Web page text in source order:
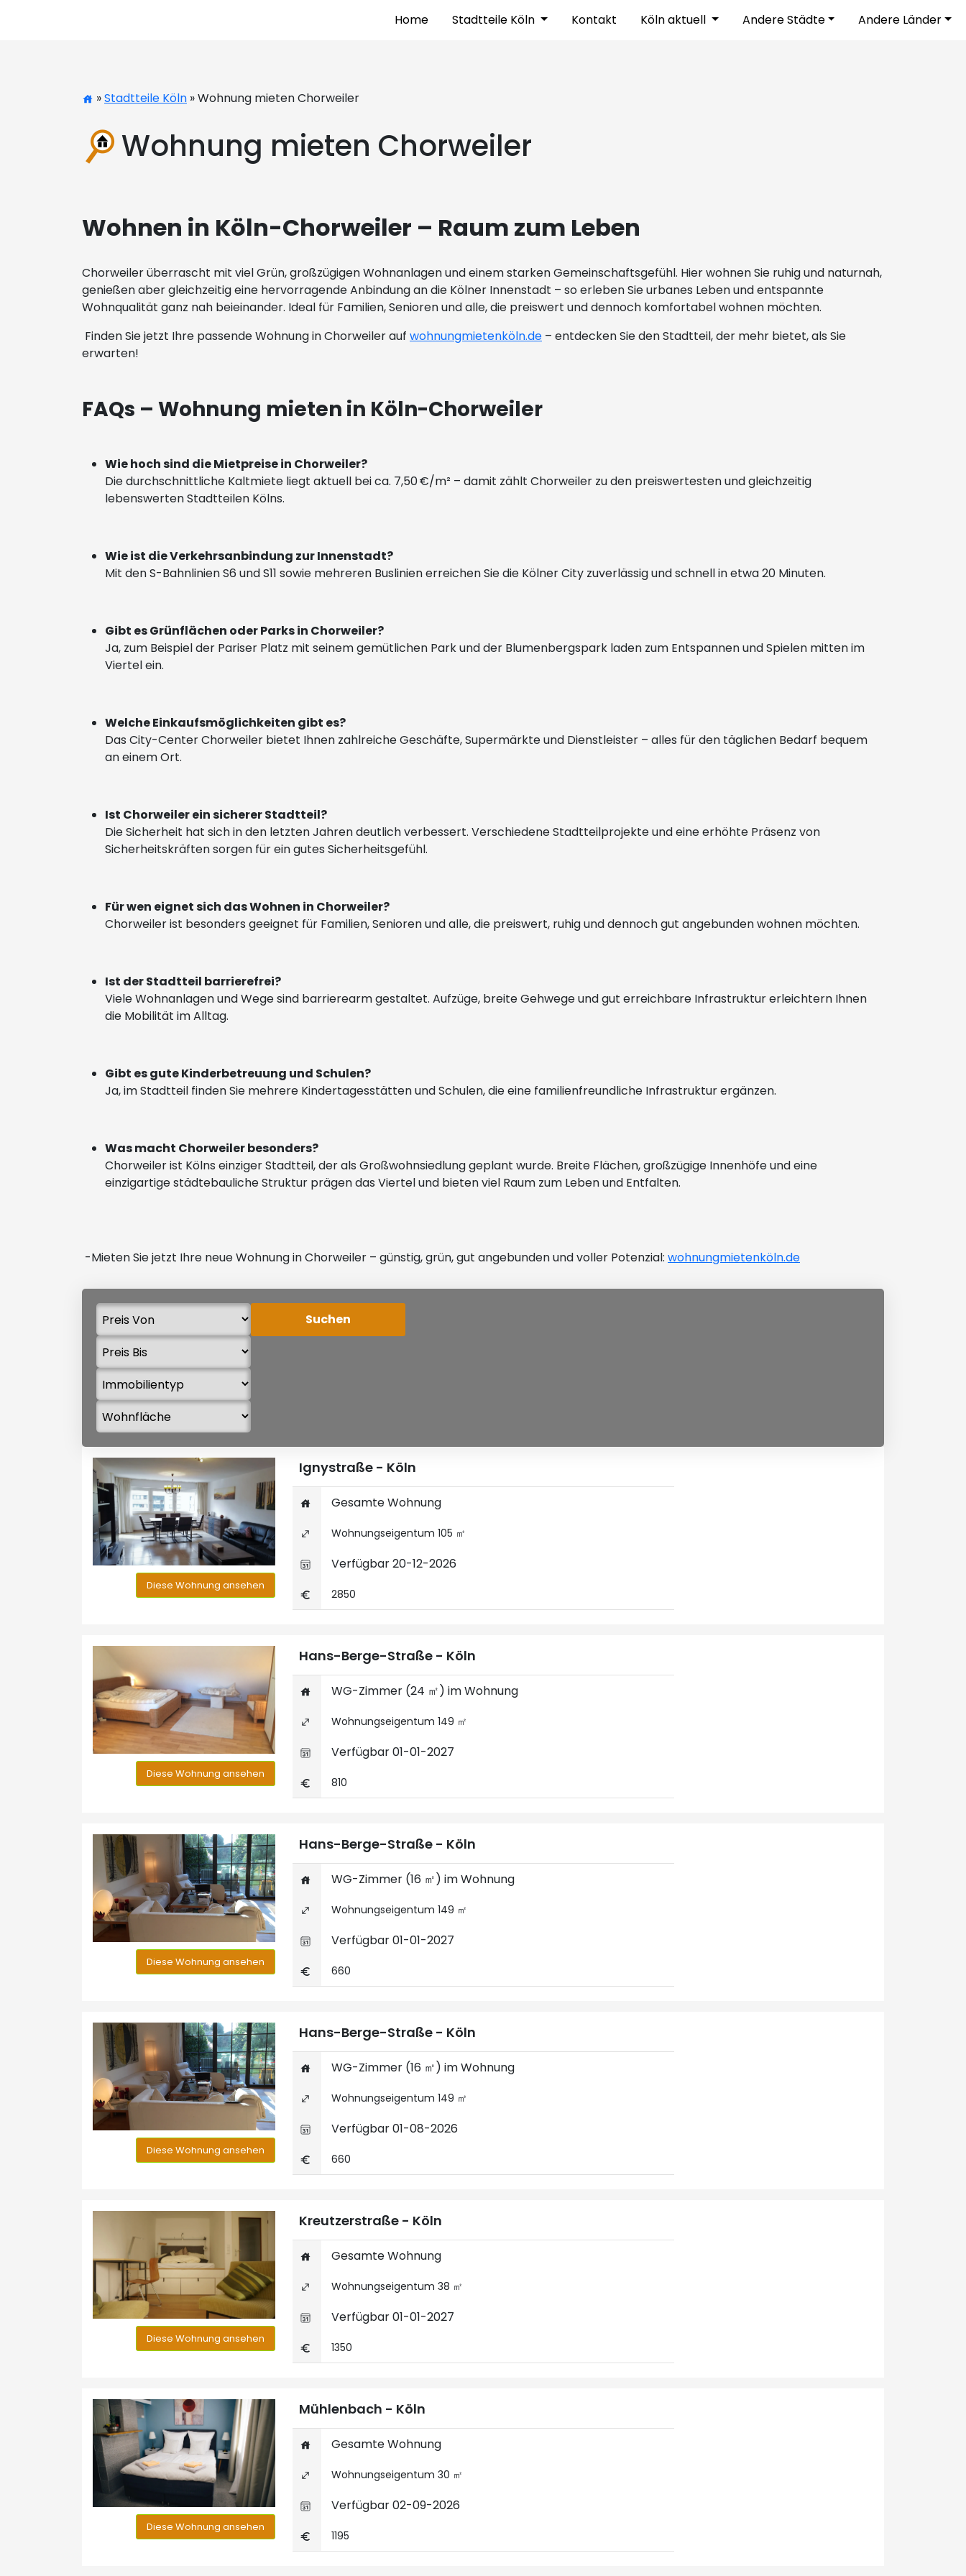
Home Stadtteile Köln Kontakt Köln aktuell Andere Städte Andere Länder
»Stadtteile Köln » Wohnung mieten Chorweiler
Wohnung mieten Chorweiler
Wohnen in Köln-Chorweiler – Raum zum Leben
Chorweiler überrascht mit viel Grün, großzügigen Wohnanlagen und einem starken Gemeinschaftsgefühl. Hier wohnen Sie ruhig und naturnah,
genießen aber gleichzeitig eine hervorragende Anbindung an die Kölner Innenstadt – so erleben Sie urbanes Leben und entspannte
Wohnqualität ganz nah beieinander. Ideal für Familien, Senioren und alle, die preiswert und dennoch komfortabel wohnen möchten.
Finden Sie jetzt Ihre passende Wohnung in Chorweiler auf wohnungmietenköln.de – entdecken Sie den Stadtteil, der mehr bietet, als Sie
erwarten!
FAQs – Wohnung mieten in Köln-Chorweiler
Wie hoch sind die Mietpreise in Chorweiler?
Die durchschnittliche Kaltmiete liegt aktuell bei ca. 7,50 €/m² – damit zählt Chorweiler zu den preiswertesten und gleichzeitig
lebenswerten Stadtteilen Kölns.
Wie ist die Verkehrsanbindung zur Innenstadt?
Mit den S-Bahnlinien S6 und S11 sowie mehreren Buslinien erreichen Sie die Kölner City zuverlässig und schnell in etwa 20 Minuten.
Gibt es Grünflächen oder Parks in Chorweiler?
Ja, zum Beispiel der Pariser Platz mit seinem gemütlichen Park und der Blumenbergspark laden zum Entspannen und Spielen mitten im
Viertel ein.
Welche Einkaufsmöglichkeiten gibt es?
Das City-Center Chorweiler bietet Ihnen zahlreiche Geschäfte, Supermärkte und Dienstleister – alles für den täglichen Bedarf bequem
an einem Ort.
Ist Chorweiler ein sicherer Stadtteil?
Die Sicherheit hat sich in den letzten Jahren deutlich verbessert. Verschiedene Stadtteilprojekte und eine erhöhte Präsenz von
Sicherheitskräften sorgen für ein gutes Sicherheitsgefühl.
Für wen eignet sich das Wohnen in Chorweiler?
Chorweiler ist besonders geeignet für Familien, Senioren und alle, die preiswert, ruhig und dennoch gut angebunden wohnen möchten.
Ist der Stadtteil barrierefrei?
Viele Wohnanlagen und Wege sind barrierearm gestaltet. Aufzüge, breite Gehwege und gut erreichbare Infrastruktur erleichtern Ihnen
die Mobilität im Alltag.
Gibt es gute Kinderbetreuung und Schulen?
Ja, im Stadtteil finden Sie mehrere Kindertagesstätten und Schulen, die eine familienfreundliche Infrastruktur ergänzen.
Was macht Chorweiler besonders?
Chorweiler ist Kölns einziger Stadtteil, der als Großwohnsiedlung geplant wurde. Breite Flächen, großzügige Innenhöfe und eine
einzigartige städtebauliche Struktur prägen das Viertel und bieten viel Raum zum Leben und Entfalten.
-Mieten Sie jetzt Ihre neue Wohnung in Chorweiler – günstig, grün, gut angebunden und voller Potenzial: wohnungmietenköln.de
Diese Wohnung ansehen
Ignystraße - Köln
Gesamte Wohnung
Wohnungseigentum 105 ㎡
Verfügbar 20-12-2026
2850
Diese Wohnung ansehen
Hans-Berge-Straße - Köln
WG-Zimmer (24 ㎡) im Wohnung
Wohnungseigentum 149 ㎡
Verfügbar 01-01-2027
810
Diese Wohnung ansehen
Hans-Berge-Straße - Köln
WG-Zimmer (16 ㎡) im Wohnung
Wohnungseigentum 149 ㎡
Verfügbar 01-01-2027
660
Diese Wohnung ansehen
Hans-Berge-Straße - Köln
WG-Zimmer (16 ㎡) im Wohnung
Wohnungseigentum 149 ㎡
Verfügbar 01-08-2026
660
Diese Wohnung ansehen
Kreutzerstraße - Köln
Gesamte Wohnung
Wohnungseigentum 38 ㎡
Verfügbar 01-01-2027
1350
Diese Wohnung ansehen
Mühlenbach - Köln
Gesamte Wohnung
Wohnungseigentum 30 ㎡
Verfügbar 02-09-2026
1195